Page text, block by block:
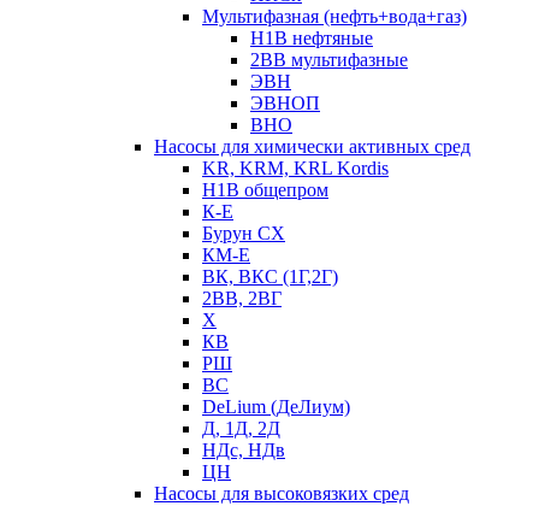
Мультифазная (нефть+вода+газ)
Н1В нефтяные
2ВВ мультифазные
ЭВН
ЭВНОП
ВНО
Насосы для химически активных сред
KR, KRM, KRL Kordis
Н1В общепром
К-Е
Бурун СХ
КМ-Е
ВК, ВКС (1Г,2Г)
2ВВ, 2ВГ
Х
КВ
РШ
ВС
DeLium (ДеЛиум)
Д, 1Д, 2Д
НДс, НДв
ЦН
Насосы для высоковязких сред